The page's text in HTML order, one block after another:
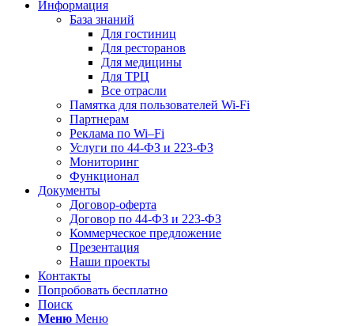
Информация
База знаний
Для гостиниц
Для ресторанов
Для медицины
Для ТРЦ
Все отрасли
Памятка для пользователей Wi-Fi
Партнерам
Реклама по Wi–Fi
Услуги по 44-ФЗ и 223-ФЗ
Мониторинг
Функционал
Документы
Договор-оферта
Договор по 44-ФЗ и 223-ФЗ
Коммерческое предложение
Презентация
Наши проекты
Контакты
Попробовать бесплатно
Поиск
Меню Меню